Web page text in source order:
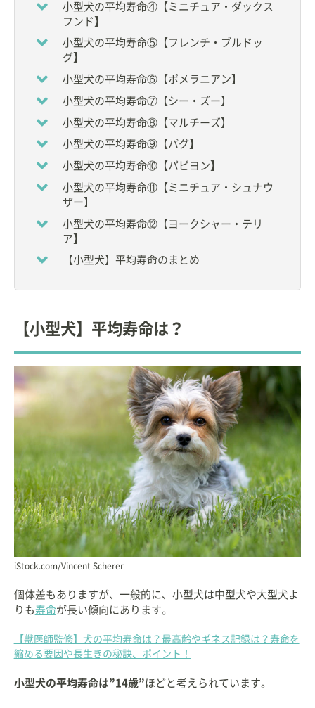
小型犬の平均寿命④【ミニチュア・ダックス
フンド】
小型犬の平均寿命⑤【フレンチ・ブルドッ
グ】
小型犬の平均寿命⑥【ポメラニアン】
小型犬の平均寿命⑦【シー・ズー】
小型犬の平均寿命⑧【マルチーズ】
小型犬の平均寿命⑨【パグ】
小型犬の平均寿命⑩【パピヨン】
小型犬の平均寿命⑪【ミニチュア・シュナウ
ザー】
小型犬の平均寿命⑫【ヨークシャー・テリ
ア】
【小型犬】平均寿命のまとめ
【小型犬】平均寿命は？
iStock.com/Vincent Scherer
個体差もありますが、一般的に、小型犬は中型犬や大型犬よ
りも 寿命が長い傾向にあります。
【獣医師監修】犬の平均寿命は？最高齢やギネス記録は？寿命を
縮める要因や長生きの秘訣、ポイント！
小型犬の平均寿命は”14歳”ほどと考えられています。